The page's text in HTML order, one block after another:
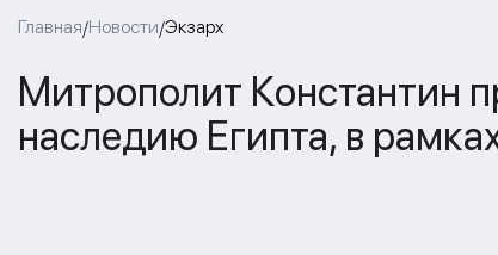
Главная/Новости/Экзарх
Митрополит Константин
наследию Египта, в